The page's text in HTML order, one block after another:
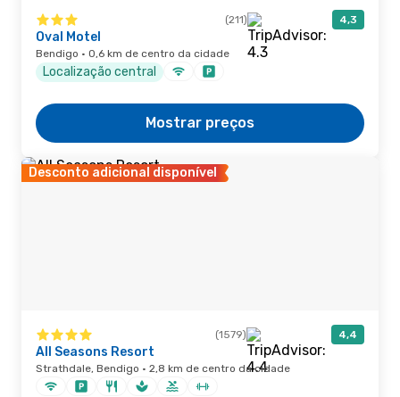
(211) 4,3
Oval Motel
Bendigo · 0,6 km de centro da cidade
Localização central
Mostrar preços
Desconto adicional disponível
(1579) 4,4
All Seasons Resort
Strathdale, Bendigo · 2,8 km de centro da cidade